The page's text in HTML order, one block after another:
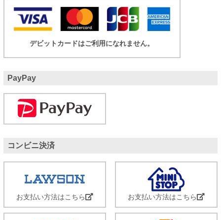
デビットカードはご利用になれません。
PayPay
コンビニ決済
お支払い方法はこちら お支払い方法はこちら